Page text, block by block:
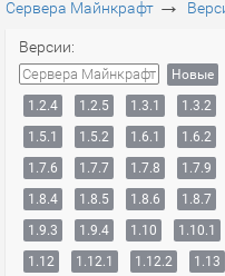
Сервера Майнкрафт
Версии:
Сервера Майнкрафт Новые
1.2.4
1.2.5 1.3.1 1.3.2
1.5.1
1.5.2 1.6.1 1.6.2
1.7.6
1.7.7 1.7.8 1.7.9
1.8.4
1.8.5 1.8.6 1.8.7
1.9.3
1.9.4 1.10 1.10.1
1.12
1.12.1 1.12.2 1.13